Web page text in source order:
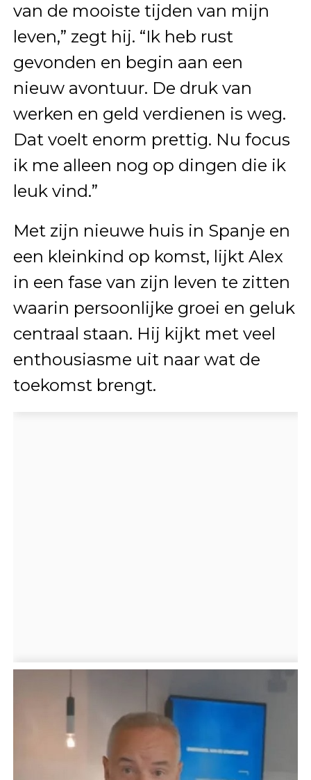
van de mooiste tijden van mijn
leven,” zegt hij. “Ik heb rust
gevonden en begin aan een
nieuw avontuur. De druk van
werken en geld verdienen is weg.
Dat voelt enorm prettig. Nu focus
ik me alleen nog op dingen die ik
leuk vind.”
Met zijn nieuwe huis in Spanje en
een kleinkind op komst, lijkt Alex
in een fase van zijn leven te zitten
waarin persoonlijke groei en geluk
centraal staan. Hij kijkt met veel
enthousiasme uit naar wat de
toekomst brengt.